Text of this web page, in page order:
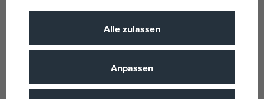
Jungen
Herkunftsland CN
Liefernummer DJ07566
Alle zulassen
Anpassen